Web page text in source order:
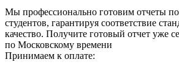
Мы профессионально готовим отчеты
студентов, гарантируя соответствие
качество. Получите готовый отчет уже
по Московскому времени
Принимаем к оплате: